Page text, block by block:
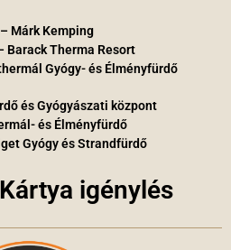
Márk Kemping
Barack Therma Resort
Gyógy- és Élményfürdő
és Gyógyászati központ
és Élményfürdő
Gyógy és Strandfürdő
igénylés